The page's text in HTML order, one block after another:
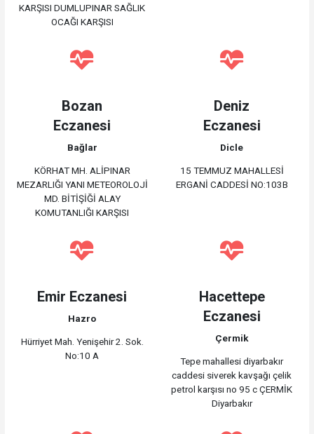
KARŞISI DUMLUPINAR SAĞLIK
OCAĞI KARŞISI
Bozan
Eczanesi
Bağlar
KÖRHAT MH. ALİPINAR
MEZARLIĞI YANI METEOROLOJİ
MD. BİTİŞİĞİ ALAY
KOMUTANLIĞI KARŞISI
Deniz
Eczanesi
Dicle
15 TEMMUZ MAHALLESİ
ERGANİ CADDESİ NO:103B
Emir Eczanesi
Hazro
Hürriyet Mah. Yenişehir 2. Sok.
No:10 A
Hacettepe
Eczanesi
Çermik
Tepe mahallesi diyarbakır
caddesi siverek kavşağı çelik
petrol karşısı no 95 c ÇERMİK
Diyarbakır